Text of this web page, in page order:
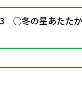
3 ○冬の星あたた